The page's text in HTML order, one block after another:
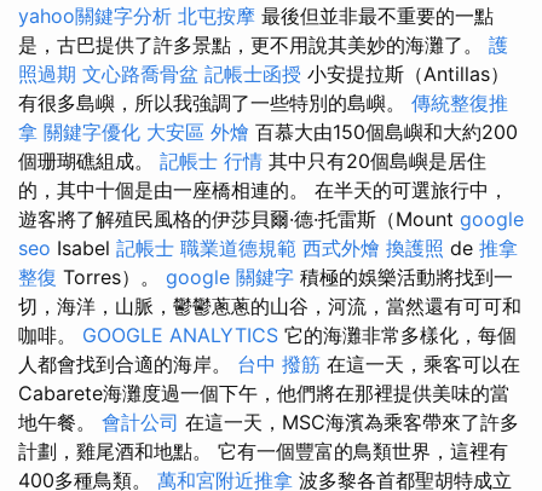
yahoo關鍵字分析 北屯按摩 最後但並非最不重要的一點
是，古巴提供了許多景點，更不用說其美妙的海灘了。 護
照過期 文心路喬骨盆 記帳士函授 小安提拉斯（Antillas）
有很多島嶼，所以我強調了一些特別的島嶼。 傳統整復推
拿 關鍵字優化 大安區 外燴 百慕大由150個島嶼和大約200
個珊瑚礁組成。 記帳士 行情 其中只有20個島嶼是居住
的，其中十個是由一座橋相連的。 在半天的可選旅行中，
遊客將了解殖民風格的伊莎貝爾·德·托雷斯（Mount google
seo Isabel 記帳士 職業道德規範 西式外燴 換護照 de 推拿
整復 Torres）。 google 關鍵字 積極的娛樂活動將找到一
切，海洋，山脈，鬱鬱蔥蔥的山谷，河流，當然還有可可和
咖啡。 GOOGLE ANALYTICS 它的海灘非常多樣化，每個
人都會找到合適的海岸。 台中 撥筋 在這一天，乘客可以在
Cabarete海灘度過一個下午，他們將在那裡提供美味的當
地午餐。 會計公司 在這一天，MSC海濱為乘客帶來了許多
計劃，雞尾酒和地點。 它有一個豐富的鳥類世界，這裡有
400多種鳥類。 萬和宮附近推拿 波多黎各首都聖胡特成立